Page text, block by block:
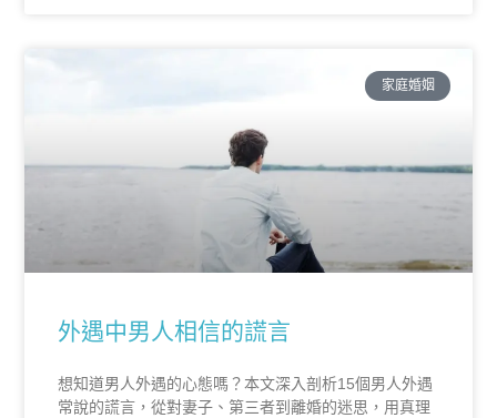
家庭婚姻
外遇中男人相信的謊言
想知道男人外遇的心態嗎？本文深入剖析15個男人外遇
常說的謊言，從對妻子、第三者到離婚的迷思，用真理